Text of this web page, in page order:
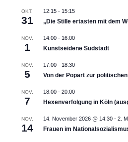
OKT.
31
12:15- 15:15
„Die Stille ertasten mit dem
NOV.
1
14:00- 16:00
Kunstseidene Südstadt
NOV.
5
17:00- 18:30
Von der Popart zur
NOV.
7
18:00- 20:00
Hexenverfolgung in Köln
NOV.
14
14. November 2026 @ 14:30- 2.
Frauen im